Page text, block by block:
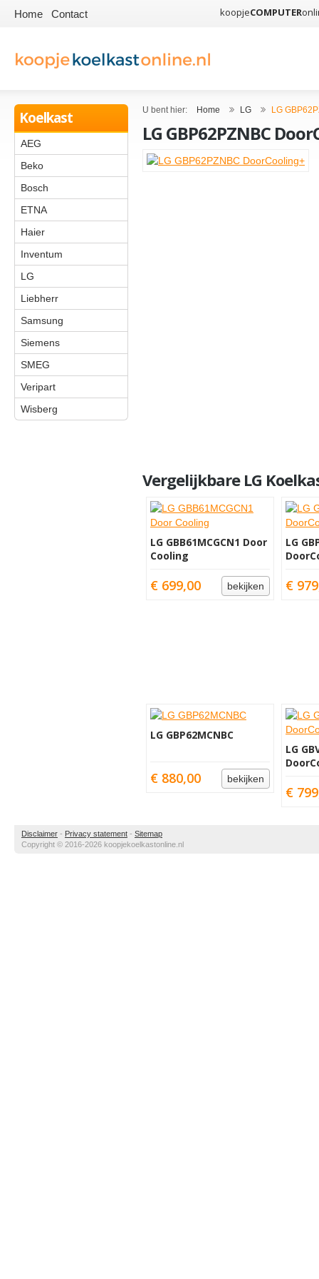
Home Contact koopjeCOMPUTER
Koelkast
AEG
Beko
Bosch
ETNA
Haier
Inventum
LG
Liebherr
Samsung
Siemens
SMEG
Veripart
Wisberg
U bent hier: Home LG LG
LG GBP62PZNBC
Vergelijkbare LG
LG GBB61MCGCN1 Door
Cooling
€ 699,00 bekijken
LG
€
LG GBP62MCNBC
€ 880,00 bekijken
LG
€
Disclaimer - Privacy statement - Sitemap
Copyright © 2016-2026 koopjekoelkastonline.nl